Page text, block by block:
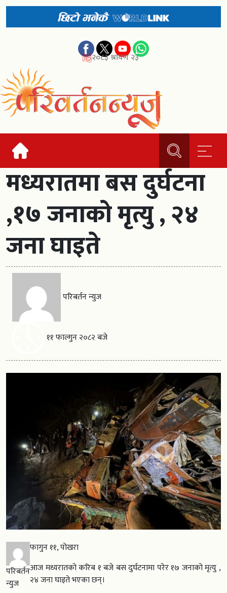
२०८३ श्रावण २३
मध्यरातमा बस दुर्घटना
,१७ जनाको मृत्यु , २४
जना घाइते
परिबर्तन न्युज
११ फाल्गुन २०८२ बजे
परिबर्तन
न्युज
फागुन ११, पोखरा
आज मध्यरातको करिब १ बजे बस दुर्घटनामा परेर १७ जनाको मृत्यु ,
२४ जना घाइते भएका छन्।